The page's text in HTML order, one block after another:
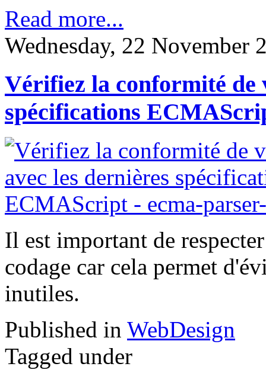
Read more...
Wednesday, 22 November
Vérifiez la conformité de
spécifications
Il est important de
codage car cela permet
inutiles.
Published in WebDesign
Tagged under